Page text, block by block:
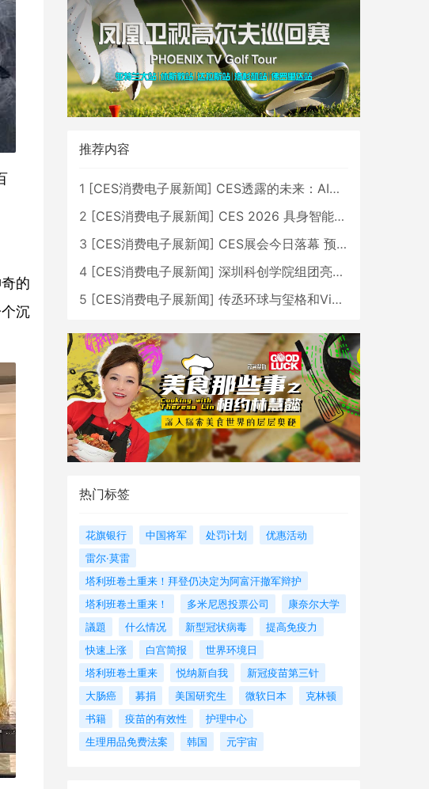
的
沉
推荐内容
1 [CES消费电子展新闻] CES透露的未来：AI、机器人与智能生活大爆发
2 [CES消费电子展新闻] CES 2026 具身智能与创新领域 中国公司大放异彩
3 [CES消费电子展新闻] CES展会今日落幕 预计2026行业收入将超五千亿美元
4 [CES消费电子展新闻] 深圳科创学院组团亮相CES 广受好评
5 [CES消费电子展新闻] 传丞环球与玺格和VibeLens共同推出全新耳机
热门标签
花旗银行 中国将军 处罚计划
优惠活动
雷尔·莫雷
塔利班卷土重来！拜登仍决定为阿富汗撤军辩护
塔利班卷土重来！
多米尼恩投票公司
康奈尔大学
議題
什么情况 新型冠状病毒
提高免疫力
快速上涨
白宫简报
世界环境日
塔利班卷土重来
悦纳新自我
新冠疫苗第三针
大肠癌
募捐 美国研究生 微软日本
克林顿
书籍
疫苗的有效性
护理中心
生理用品免费法案
韩国 元宇宙